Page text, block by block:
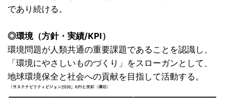
であり続ける。
◎環境（方針・実績/KPI）
環境問題が人類共通の重要課題であることを認識し、
「環境にやさしいものづくり」をスローガンとして、
地球環境保全と社会への貢献を目指して活動する。